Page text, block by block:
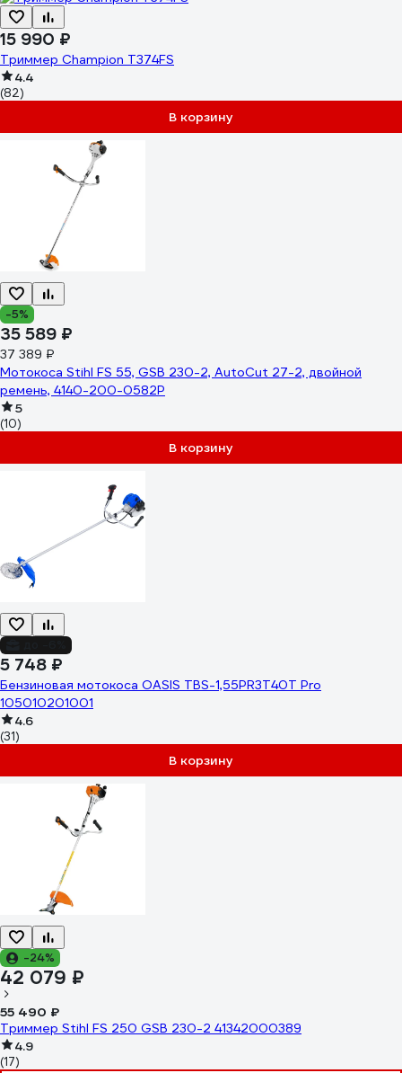
15 990 ₽
Триммер Champion Т374FS
4.4
(82)
В корзину
-5%
35 589 ₽
37 389 ₽
Мотокоса Stihl FS 55, GSB 230-2, AutoCut 27-2, двойной
ремень, 4140-200-0582P
5
(10)
В корзину
5 748 ₽
Бензиновая мотокоса OASIS TBS-1,55PR3T40T Pro
105010201001
4.6
(31)
В корзину
-24%
42 079 ₽
55 490 ₽
Триммер Stihl FS 250 GSB 230-2 41342000389
4.9
(17)